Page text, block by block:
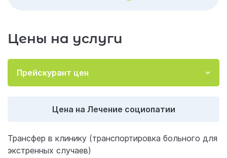
Чек-лист: «Когда стоит бить тревогу?»
врачу?
Отзывы об услуге «Лечение социопатии»
Цены на услуги
Прейскурант цен
Цена на Лечение социопатии
Трансфер в клинику (транспортировка больного для
экстренных случаев)